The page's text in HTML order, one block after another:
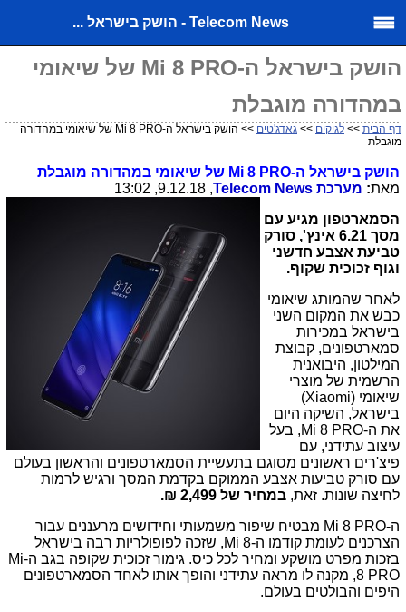
Telecom News - הושק בישראל ...
הושק בישראל ה-Mi 8 PRO של שיאומי
במהדורה מוגבלת
דף הבית >> לגיקים >> גאדג'טים
>> הושק בישראל ה-Mi 8 PRO של שיאומי במהדורה
מוגבלת
הושק בישראל ה-Mi 8 PRO של שיאומי במהדורה מוגבלת
מאת: מערכת Telecom News
, 9.12.18, 13:02
הסמארטפון מגיע עם
מסך 6.21 אינץ', סורק
טביעת אצבע חדשני
וגוף זכוכית שקוף.
לאחר שהמותג שיאומי
כבש את המקום השני
בישראל במכירות
סמארטפונים, קבוצת
המילטון, היבואנית
הרשמית של מוצרי
שיאומי (Xiaomi
)
בישראל, השיקה היום
את ה-Mi 8 PRO, בעל
עיצוב עתידני, עם
פיצ'רים ראשונים מסוגם בתעשיית הסמארטפונים והראשון בעולם
עם סורק טביעות אצבע הממוקם בקדמת המסך ורגיש לרמות
לחיצה שונות. זאת, במחיר של 2,499 ₪.
ה-Mi 8 PRO מבטיח שיפור משמעותי וחידושים מרעננים עבור
הצרכנים לעומת קודמו ה-Mi 8, שזכה לפופולריות רבה בישראל
בזכות מפרט מושקע ומחיר לכל כיס. גימור זכוכית שקופה בגב ה-Mi
8 PRO, מקנה לו מראה עתידני והופך אותו לאחד הסמארטפונים
היפים והבולטים בעולם.